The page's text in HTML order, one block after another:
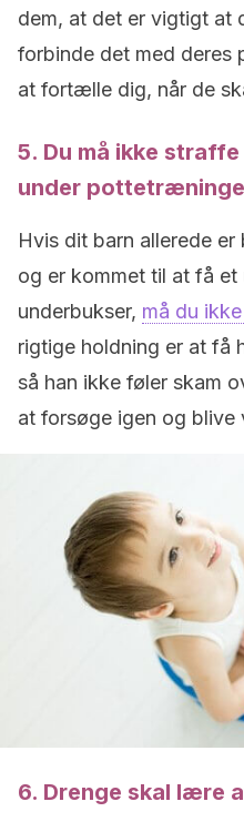
dem, at det er vigtigt at
forbinde det med deres
at fortælle dig, når de
5. Du må ikke
under
Hvis dit barn allerede
og er kommet til at få et
underbukser, må du
rigtige holdning er at få
så han ikke føler skam
at forsøge igen og blive
6. Drenge skal lære